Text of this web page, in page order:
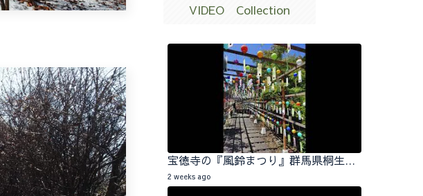
VIDEO Collection
宝徳寺の『風鈴まつり』群馬県桐生市 2026.07.25
2 weeks ago